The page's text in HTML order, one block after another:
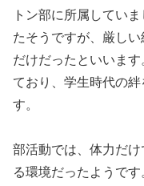
トン部に所属してい
たそうですが、厳し
だけだったといいま
ており、学生時代の
す。
部活動では、体力だ
る環境だったようで